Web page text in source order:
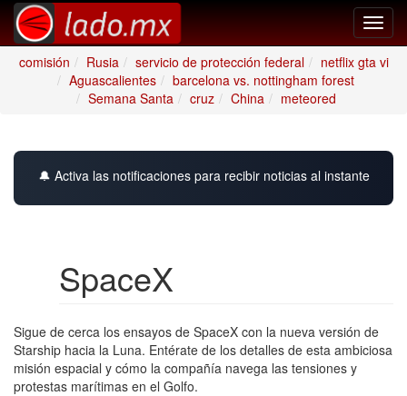
comisión
Rusia servicio de protección federal
netflix gta vi
Aguascalientes
barcelona vs. nottingham forest
Semana Santa
cruz China meteored
🔔 Activa las notificaciones para recibir noticias al instante
SpaceX
Sigue de cerca los ensayos de SpaceX con la nueva versión de
Starship hacia la Luna. Entérate de los detalles de esta ambiciosa
misión espacial y cómo la compañía navega las tensiones y
protestas marítimas en el Golfo.